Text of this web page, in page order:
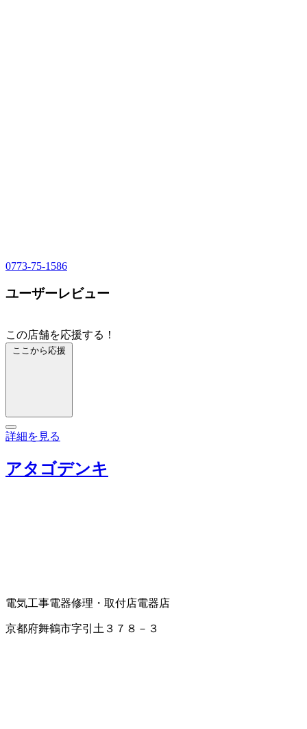
0773-75-1586
ユーザーレビュー
この店舗を応援する！
ここから応援
詳細を見る
アタゴデンキ
電気工事電器修理・取付店電器店
京都府舞鶴市字引土３７８－３